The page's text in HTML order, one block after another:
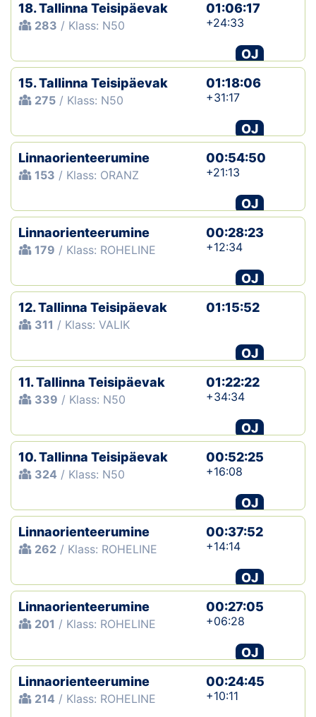
18. Tallinna Teisipäevak
283 / Klass: N50
01:06:17
+24:33
OJ
15. Tallinna Teisipäevak
275 / Klass: N50
01:18:06
+31:17
OJ
Linnaorienteerumine
153 / Klass: ORANZ
00:54:50
+21:13
OJ
Linnaorienteerumine
179 / Klass: ROHELINE
00:28:23
+12:34
OJ
12. Tallinna Teisipäevak
311 / Klass: VALIK
01:15:52
OJ
11. Tallinna Teisipäevak
339 / Klass: N50
01:22:22
+34:34
OJ
10. Tallinna Teisipäevak
324 / Klass: N50
00:52:25
+16:08
OJ
Linnaorienteerumine
262 / Klass: ROHELINE
00:37:52
+14:14
OJ
Linnaorienteerumine
201 / Klass: ROHELINE
00:27:05
+06:28
OJ
Linnaorienteerumine
214 / Klass: ROHELINE
00:24:45
+10:11